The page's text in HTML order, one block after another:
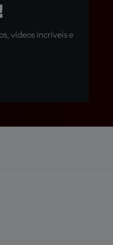
vídeos incríveis e